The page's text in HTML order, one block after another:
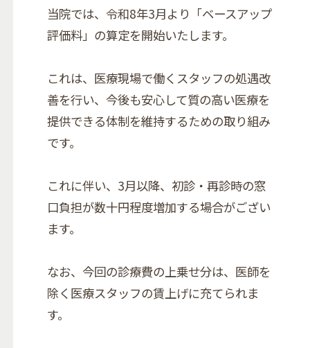
当院では、令和8年3月より「ベースアップ
評価料」の算定を開始いたします。
これは、医療現場で働くスタッフの処遇改
善を行い、今後も安心して質の高い医療を
提供できる体制を維持するための取り組み
です。
これに伴い、3月以降、初診・再診時の窓
口負担が数十円程度増加する場合がござい
ます。
なお、今回の診療費の上乗せ分は、医師を
除く医療スタッフの賃上げに充てられま
す。